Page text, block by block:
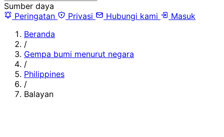
Sumber daya
Peringatan
Privasi Hubungi kami
Masuk
Beranda
/
Gempa bumi menurut negara
/
Philippines
/
Balayan